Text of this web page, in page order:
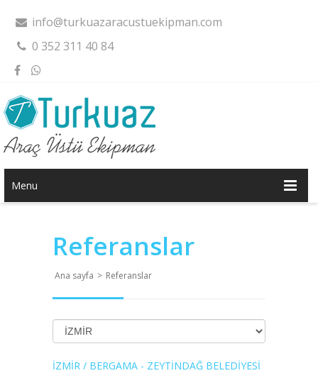
info@turkuazaracustuekipman.com
0 352 311 40 84
Menu
Referanslar
Ana sayfa > Referanslar
İZMİR / BERGAMA - ZEYTİNDAĞ BELEDİYESİ